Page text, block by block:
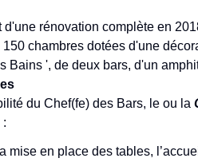
d'une rénovation complète en
150 chambres dotées d'une
Bains ', de deux bars, d'un
du Chef(fe) des Bars, le ou la
:
mise en place des tables,